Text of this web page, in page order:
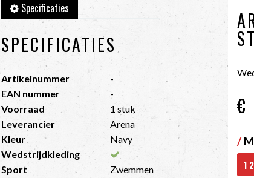
Specificaties
SPECIFICATIES
Artikelnummer
-
EAN nummer
-
Voorraad
1 stuk
Leverancier
Arena
Kleur
Navy
Wedstrijdkleding
Sport
Zwemmen
€
/